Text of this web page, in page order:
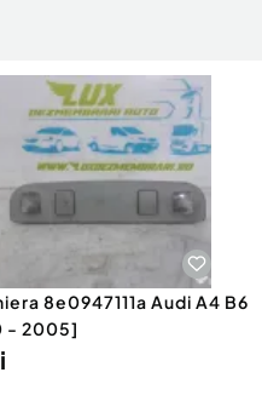
8e0947111a Audi A4 B6
- 2005]